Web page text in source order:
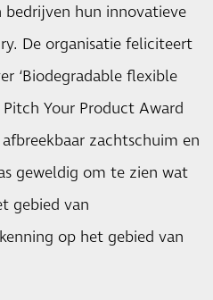
bedrijven hun innovatieve
De organisatie feliciteert
‘Biodegradable flexible
Your Product Award
zachtschuim en
geweldig om te zien wat
gebied van
op het gebied van